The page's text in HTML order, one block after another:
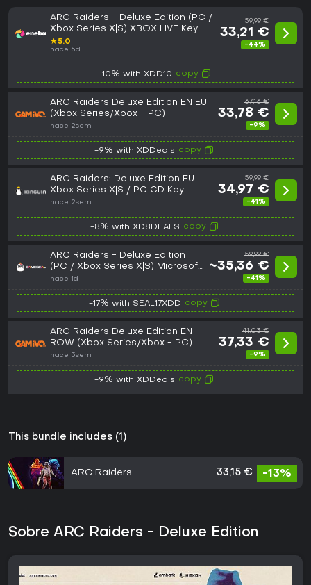
ARC Raiders - Deluxe Edition (PC /
Xbox Series X|S) XBOX LIVE Key
EUROPE
★5.0
hace 5d
59,99 €
33,21 €
-44%
-10% with XDD10 copy
ARC Raiders Deluxe Edition EN EU
(Xbox Series/Xbox - PC)
hace 2sem
37,13 €
33,78 €
-9%
-9% with XDDeals copy
ARC Raiders: Deluxe Edition EU
Xbox Series X|S / PC CD Key
hace 2sem
59,99 €
34,97 €
-41%
-8% with XD8DEALS copy
ARC Raiders - Deluxe Edition
(PC / Xbox Series X|S) Microsoft
Store Key - EU
hace 1d
59,99 €
~35,36 €
-41%
-17% with SEAL17XDD copy
ARC Raiders Deluxe Edition EN
ROW (Xbox Series/Xbox - PC)
hace 3sem
41,03 €
37,33 €
-9%
-9% with XDDeals copy
This bundle includes (1)
ARC Raiders 33,15 € -13%
Sobre ARC Raiders - Deluxe Edition